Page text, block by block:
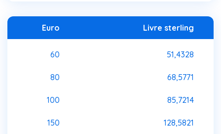
Euro Livre sterling
60 51,4328
80 68,5771
100 85,7214
150 128,5821